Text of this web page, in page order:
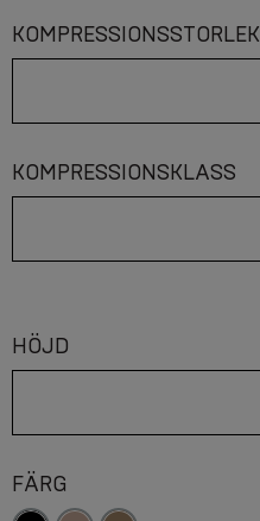
KOMPRESSIONSSTORLEK
KOMPRESSIONSKLASS
HÖJD
FÄRG